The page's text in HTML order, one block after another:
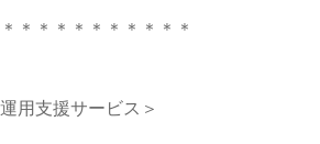
＊＊＊＊＊＊＊＊＊＊
用支援サービス＞